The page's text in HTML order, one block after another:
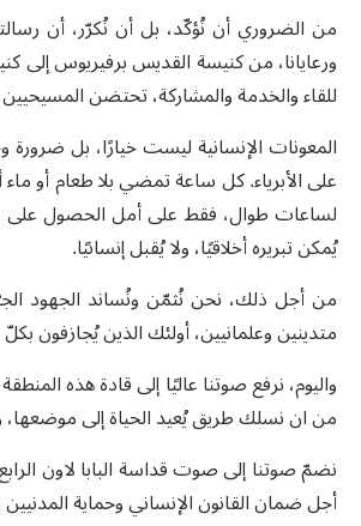
من الضروري أن نُؤكّد، بل أن نُكرّر، أن
ورعايانا،من كنيسة القديس برفيريوس إلى
للقاء والخدمة والمشاركة، تحتضن
المعوناتالإنسانية ليست خيارًا، بل ضرورة
على الأبرياء. كل ساعة تمضي بلا طعام أو
لساعات طوال، فقط على أمل الحصول
يُمكن تبريره أخلاقيًا، ولا يُقبل إنسانيًا.
من أجل ذلك، نحن نُثمّن ونُساند الجهود
متدينين وعلمانيين،أولئك الذين يُجازفون
واليوم، نرفع صوتنا عاليًا إلى قادة هذه
منان نسلكطريق يُعيد الحياة إلى
نضمّ صوتنا إلى صوت قداسة البابا لاون
أجل ضمان القانون الإنساني وحماية